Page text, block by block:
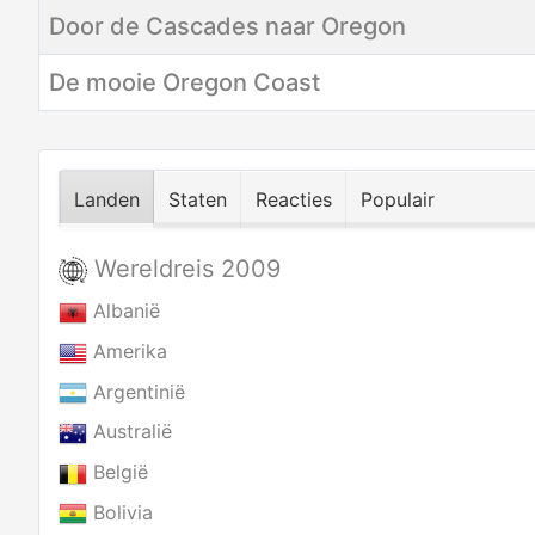
Door de Cascades naar Oregon
De mooie Oregon Coast
Landen Staten Reacties Populair
Wereldreis 2009
Albanië
Amerika
Argentinië
Australië
België
Bolivia